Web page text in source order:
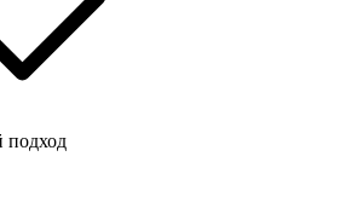
подход